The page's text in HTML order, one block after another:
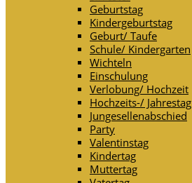
Geburtstag
Kindergeburtstag
Geburt/ Taufe
Schule/ Kindergarten
Wichteln
Einschulung
Verlobung/ Hochzeit
Hochzeits-/ Jahrestag
Jungesellenabschied
Party
Valentinstag
Kindertag
Muttertag